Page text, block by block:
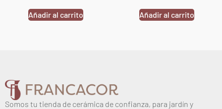
Añadir al carrito Añadir al carrito
Somos tu tienda de cerámica de confianza, para jardín y